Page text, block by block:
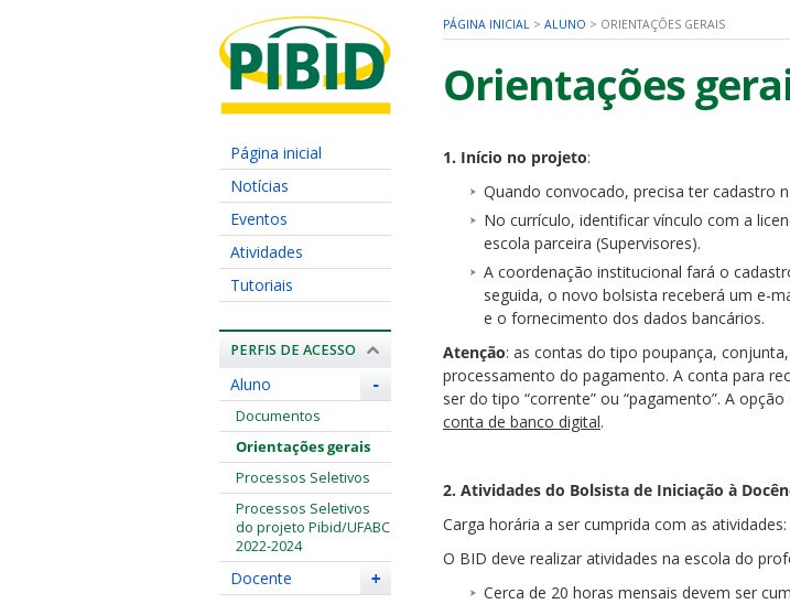
Página inicial
Notícias
Eventos
Atividades
Tutoriais
PERFIS DE ACESSO
-
Aluno
Documentos
Orientações gerais
Processos Seletivos
Processos Seletivos
do projeto Pibid/UFABC
2022-2024
+
Docente
PÁGINA INICIAL > ALUNO > ORIENTAÇÕES GERAIS
Orientações
1. Início no projeto:
Quando convocado, precisa ter cadastro
No currículo, identificar vínculo com a
escola parceira (Supervisores).
A coordenação institucional fará o
seguida, o novo bolsista receberá um e-
e o fornecimento dos dados bancários.
Atenção: as contas do tipo poupança,
processamento do pagamento. A conta para
ser do tipo “corrente” ou “pagamento”. A
conta de banco digital.
2. Atividades do Bolsista de Iniciação à
Carga horária a ser cumprida com as
O BID deve realizar atividades na escola do
Cerca de 20 horas mensais devem ser